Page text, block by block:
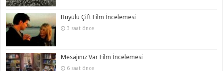
Büyülü Çift Film İncelemesi
3 saat önce
Mesajınız Var Film İncelemesi
6 saat önce